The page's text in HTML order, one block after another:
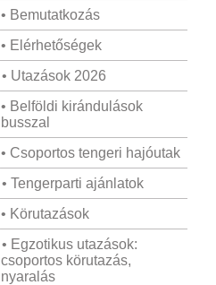
• Bemutatkozás
• Elérhetőségek
• Utazások 2026
• Belföldi kirándulások
busszal
• Csoportos tengeri hajóutak
• Tengerparti ajánlatok
• Körutazások
• Egzotikus utazások:
csoportos körutazás,
nyaralás